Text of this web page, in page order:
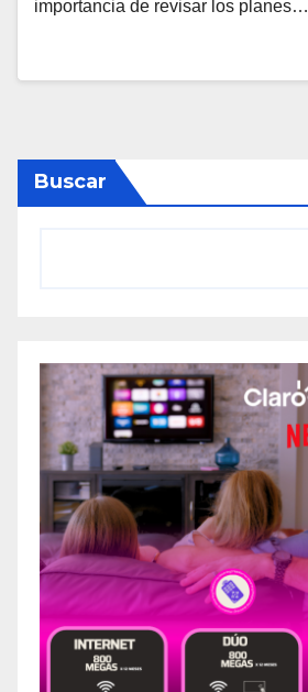
importancia de revisar los planes…
Buscar